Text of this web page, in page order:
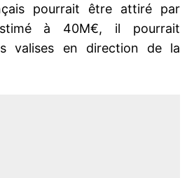
pourrait être attiré par
à 40M€, il pourrait
valises en direction de la